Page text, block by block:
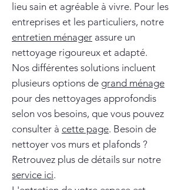
lieu sain et agréable à vivre. Pour les
entreprises et les particuliers, notre
entretien ménager assure un
nettoyage rigoureux et adapté.
Nos différentes solutions incluent
plusieurs options de grand ménage
pour des nettoyages approfondis
selon vos besoins, que vous pouvez
consulter à cette page. Besoin de
nettoyer vos murs et plafonds ?
Retrouvez plus de détails sur notre
service ici.